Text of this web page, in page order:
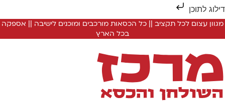
לתוכן
מגוון עצום לכל תקציב || כל הכסאות מורכבים ומוכנים לישיבה || אספקה
בכל הארץ